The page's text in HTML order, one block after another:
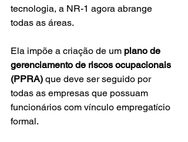
tecnologia, a NR-1 agora abrange
todas as áreas.
Ela impõe a criação de um plano de
gerenciamento de riscos ocupacionais
(PPRA) que deve ser seguido por
todas as empresas que possuam
funcionários com vínculo empregatício
formal.